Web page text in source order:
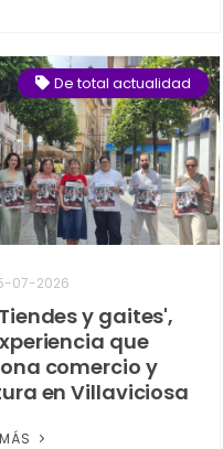
De total actualidad
07-2026
y gaites',
que
comercio y
en Villaviciosa